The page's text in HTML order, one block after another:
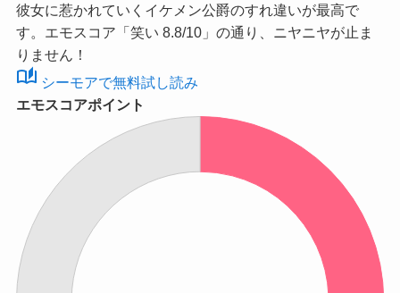
彼女に惹かれていくイケメン公爵のすれ違いが最高で
す。 エモスコア「笑い 8.8/10」 の通り、ニヤニヤが止ま
りません！
auto_stories シーモアで無料試し読み
エモスコアポイント